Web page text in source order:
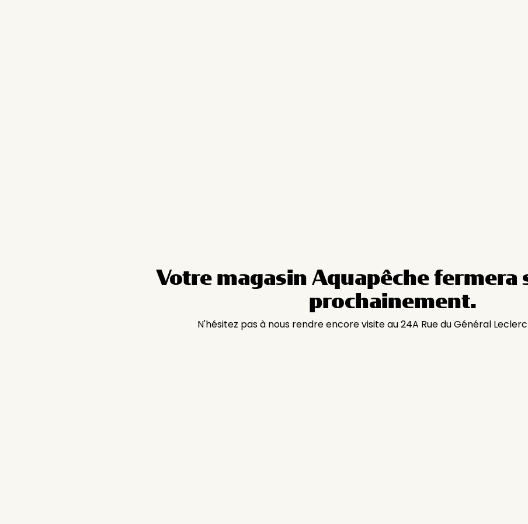
Votre magasin Aquapêche fermera
prochainement.
N'hésitez pas à nous rendre encore visite au 24A Rue du Général